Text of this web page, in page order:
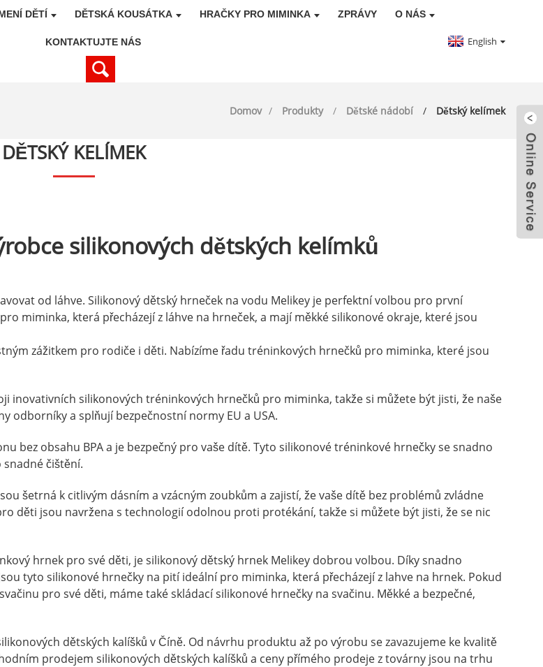
DĚTÍ DĚTSKÁ KOUSÁTKA HRAČKY PRO MIMINKA ZPRÁVY O NÁS
KONTAKTUJTE NÁS English
Domov Produkty Dětské nádobí Dětský kelímek
DĚTSKÝ KELÍMEK
silikonových dětských kelímků
od láhve. Silikonový dětský hrneček na vodu Melikey je perfektní volbou pro první
miminka, která přecházejí z láhve na hrneček, a mají měkké silikonové okraje, které jsou
zážitkem pro rodiče i děti. Nabízíme řadu tréninkových hrnečků pro miminka, které jsou
inovativních silikonových tréninkových hrnečků pro miminka, takže si můžete být jisti, že naše
odborníky a splňují bezpečnostní normy EU a USA.
bez obsahu BPA a je bezpečný pro vaše dítě. Tyto silikonové tréninkové hrnečky se snadno
čištění.
šetrná k citlivým dásním a vzácným zoubkům a zajistí, že vaše dítě bez problémů zvládne
děti jsou navržena s technologií odolnou proti protékání, takže si můžete být jisti, že se nic
hrnek pro své děti, je silikonový dětský hrnek Melikey dobrou volbou. Díky snadno
tyto silikonové hrnečky na pití ideální pro miminka, která přecházejí z lahve na hrnek. Pokud
pro své děti, máme také skládací silikonové hrnečky na svačinu. Měkké a bezpečné,
dětských kalíšků v Číně. Od návrhu produktu až po výrobu se zavazujeme ke kvalitě
prodejem silikonových dětských kalíšků a ceny přímého prodeje z továrny jsou na trhu